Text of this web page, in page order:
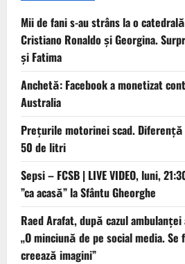
Mii de fani s-au strâns la o
Cristiano Ronaldo şi Georgina.
şi Fatima
Anchetă: Facebook a monetizat
Australia
Prețurile motorinei scad. Diferență
50 de litri
Sepsi – FCSB | LIVE VIDEO, luni,
”ca acasă” la Sfântu Gheorghe
Raed Arafat, după cazul
„O minciună de pe social media.
creează imagini”